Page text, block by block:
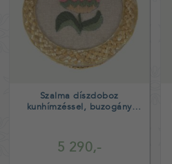
5 290,-
Szalma díszdoboz
kunhímzéssel, buzogány